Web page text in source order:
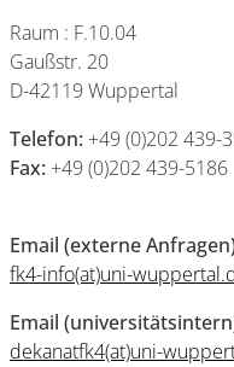
Raum : F.10.04
Gaußstr. 20
D-42119 Wuppertal
Telefon: +49 (0)202 439-
Fax: +49 (0)202 439-5186
Email (externe
fk4-info(at)uni-
Email
dekanatfk4(at)uni-